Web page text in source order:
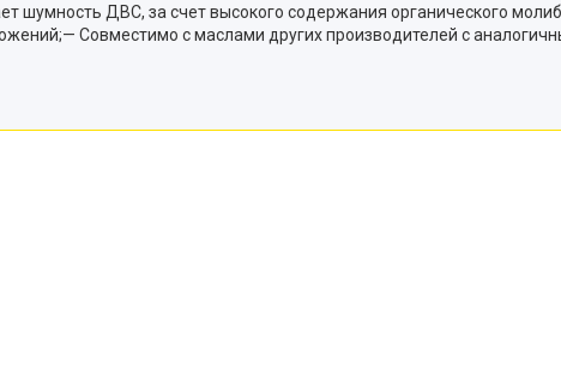
шумность ДВС, за счет высокого содержания органического
Совместимо с маслами других производителей с